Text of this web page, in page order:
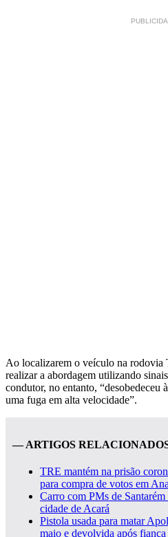
Ao localizarem o veículo na rodovia
realizar a abordagem utilizando
condutor, no entanto, “desobedeceu
uma fuga em alta velocidade”.
— ARTIGOS
TRE mantém na prisão
para compra de votos em
Carro com PMs de
cidade de Acará
Pistola usada para matar
maio e devolvida após fiança